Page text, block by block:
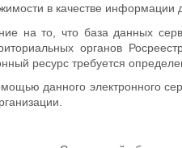
в качестве информации
на то, что база данных
органов
ресурс требуется
данного электронного